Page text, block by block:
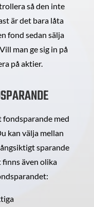
så den inte
är det bara låta
fond sedan sälja
man ge sig in på
på aktier.
fondsparande med
kan välja mellan
sparande
finns även olika